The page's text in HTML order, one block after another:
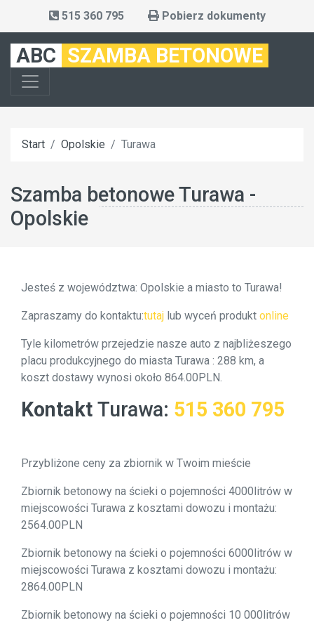
515 360 795 Pobierz dokumenty
ABC SZAMBA BETONOWE
Start Opolskie Turawa
Szamba betonowe Turawa -
Opolskie
Jesteś z województwa: Opolskie a miasto to Turawa!
Zapraszamy do kontaktu:tutaj lub wyceń produkt online
Tyle kilometrów przejedzie nasze auto z najbliżeszego
placu produkcyjnego do miasta Turawa : 288 km, a
koszt dostawy wynosi około 864.00PLN.
Kontakt Turawa: 515 360 795
Przybliżone ceny za zbiornik w Twoim mieście
Zbiornik betonowy na ścieki o pojemności 4000litrów w
miejscowości Turawa z kosztami dowozu i montażu:
2564.00PLN
Zbiornik betonowy na ścieki o pojemności 6000litrów w
miejscowości Turawa z kosztami dowozu i montażu:
2864.00PLN
Zbiornik betonowy na ścieki o pojemności 10 000litrów